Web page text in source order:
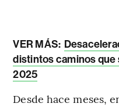
VER MÁS:
distintos caminos que
2025
Desde hace meses,